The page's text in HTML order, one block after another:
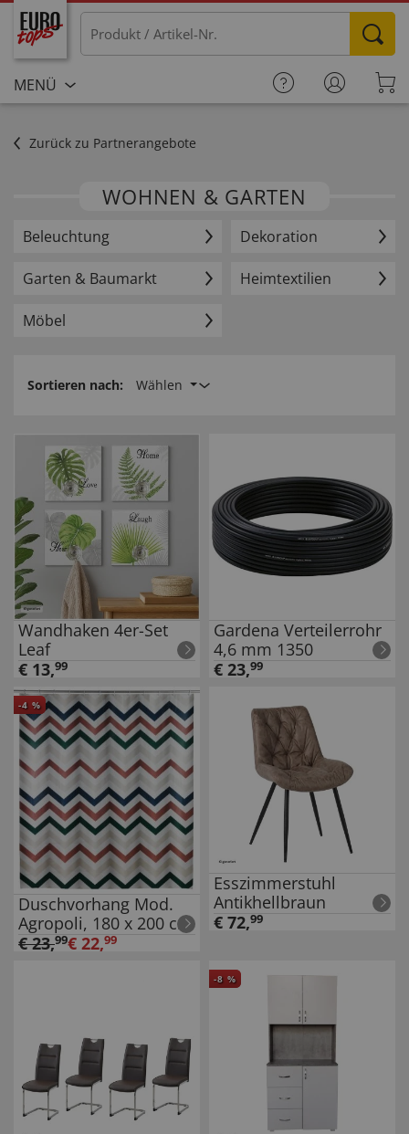
MENÜ
Zurück zu Partnerangebote
WOHNEN & GARTEN
Beleuchtung Dekoration
Garten & Baumarkt Heimtextilien
Möbel
Sortieren nach: Wählen
Wandhaken 4er-Set
Leaf
€ 13,99
Gardena Verteilerrohr
4,6 mm 1350
€ 23,99
-4 %
Duschvorhang Mod.
Agropoli, 180 x 200 cm
€23,99€ 22,99
Esszimmerstuhl
Antikhellbraun
€ 72,99
-8 %